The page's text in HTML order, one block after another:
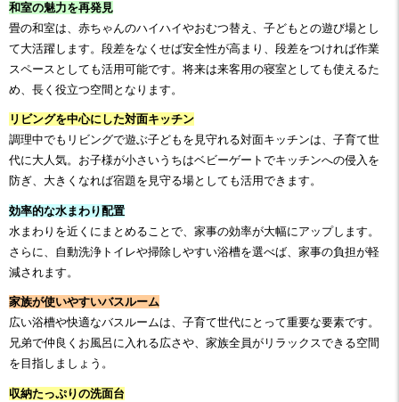
和室の魅力を再発見
畳の和室は、赤ちゃんのハイハイやおむつ替え、子どもとの遊び場とし
て大活躍します。段差をなくせば安全性が高まり、段差をつければ作業
スペースとしても活用可能です。将来は来客用の寝室としても使えるた
め、長く役立つ空間となります。
リビングを中心にした対面キッチン
調理中でもリビングで遊ぶ子どもを見守れる対面キッチンは、子育て世
代に大人気。お子様が小さいうちはベビーゲートでキッチンへの侵入を
防ぎ、大きくなれば宿題を見守る場としても活用できます。
効率的な水まわり配置
水まわりを近くにまとめることで、家事の効率が大幅にアップします。
さらに、自動洗浄トイレや掃除しやすい浴槽を選べば、家事の負担が軽
減されます。
家族が使いやすいバスルーム
広い浴槽や快適なバスルームは、子育て世代にとって重要な要素です。
兄弟で仲良くお風呂に入れる広さや、家族全員がリラックスできる空間
を目指しましょう。
収納たっぷりの洗面台